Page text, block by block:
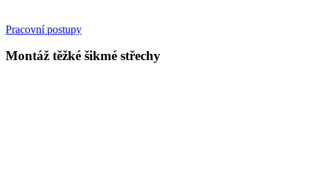
Pracovní postupy
Montáž těžké šikmé střechy